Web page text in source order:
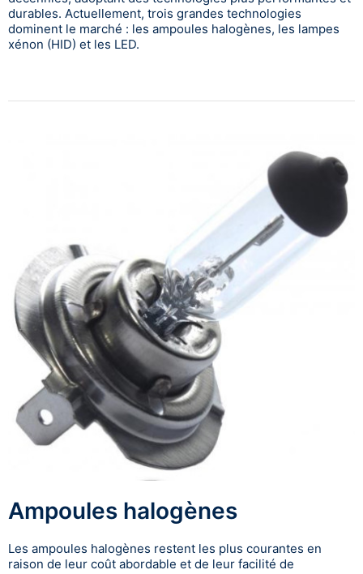
durables. Actuellement, trois grandes technologies
dominent le marché : les ampoules halogènes, les lampes
xénon (HID) et les LED.
Ampoules halogènes
Les ampoules halogènes restent les plus courantes en
raison de leur coût abordable et de leur facilité de